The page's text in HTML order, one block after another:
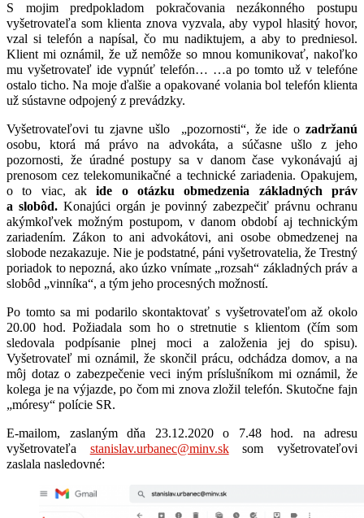
S mojim predpokladom pokračovania nezákonného postupu
vyšetrovateľa som klienta znova vyzvala, aby vypol hlasitý hovor,
vzal si telefón a napísal, čo mu nadiktujem, a aby to predniesol.
Klient mi oznámil, že už nemôže so mnou komunikovať, nakoľko
mu vyšetrovateľ ide vypnúť telefón… …a po tomto už v telefóne
ostalo ticho. Na moje ďalšie a opakované volania bol telefón klienta
už sústavne odpojený z prevádzky.
Vyšetrovateľovi tu zjavne ušlo „pozornosti“, že ide o zadržanú
osobu, ktorá má právo na advokáta, a súčasne ušlo z jeho
pozornosti, že úradné postupy sa v danom čase vykonávajú aj
prenosom cez telekomunikačné a technické zariadenia. Opakujem,
o to viac, akide o otázku obmedzenia základných práv
a slobôd.Konajúci orgán je povinný zabezpečiť právnu ochranu
akýmkoľvek možným postupom, v danom období aj technickým
zariadením. Zákon to ani advokátovi, ani osobe obmedzenej na
slobode nezakazuje. Nie je podstatné, páni vyšetrovatelia, že Trestný
poriadok to nepozná, ako úzko vnímate „rozsah“ základných práv a
slobôd „vinníka“, a tým jeho procesných možností.
Po tomto sa mi podarilo skontaktovať s vyšetrovateľom až okolo
20.00 hod. Požiadala som ho o stretnutie s klientom (čím som
sledovala podpísanie plnej moci a založenia jej do spisu).
Vyšetrovateľ mi oznámil, že skončil prácu, odchádza domov, a na
môj dotaz o zabezpečenie veci iným príslušníkom mi oznámil, že
kolega je na výjazde, po čom mi znova zložil telefón. Skutočne fajn
„móresy“ polície SR.
E-mailom, zaslaným dňa 23.12.2020 o 7.48 hod. na adresu
vyšetrovateľa stanislav.urbanec@minv.sksom vyšetrovateľovi
zaslala nasledovné: